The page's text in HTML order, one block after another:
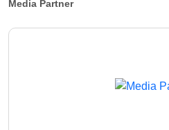
Media Partner